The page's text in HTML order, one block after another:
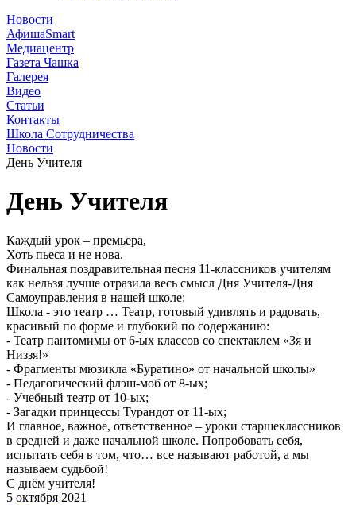
Новости
АфишаSmart
Медиацентр
Газета Чашка
Галерея
Видео
Статьи
Контакты
Школа Сотрудничества
Новости
День Учителя
День Учителя
Каждый урок – премьера,
Хоть пьеса и не нова.
Финальная поздравительная песня 11-классников учителям
как нельзя лучше отразила весь смысл Дня Учителя-Дня
Самоуправления в нашей школе:
Школа - это театр … Театр, готовый удивлять и радовать,
красивый по форме и глубокий по содержанию:
- Театр пантомимы от 6-ых классов со спектаклем «Зя и
Низзя!»
- Фрагменты мюзикла «Буратино» от начальной школы»
- Педагогический флэш-моб от 8-ых;
- Учебный театр от 10-ых;
- Загадки принцессы Турандот от 11-ых;
И главное, важное, ответственное – уроки старшеклассников
в средней и даже начальной школе. Попробовать себя,
испытать себя в том, что… все называют работой, а мы
называем судьбой!
С днём учителя!
5 октября 2021